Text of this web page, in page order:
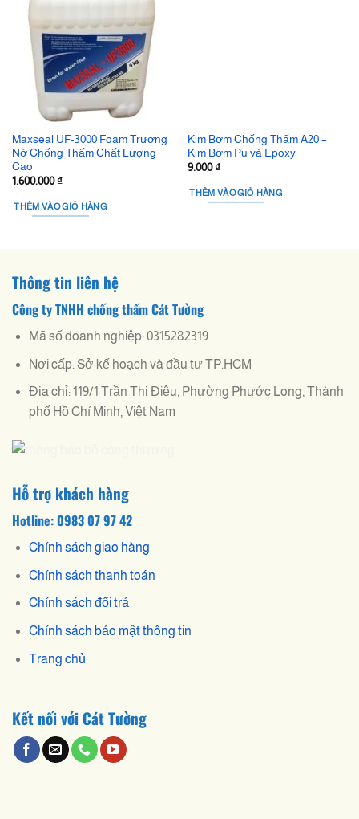
Maxseal UF-3000 Foam Trương
Nở Chống Thấm Chất Lượng
Cao
1.600.000₫
THÊM VÀO GIỎ HÀNG
Kim Bơm Chống Thấm A20 –
Kim Bơm Pu và Epoxy
9.000₫
THÊM VÀO GIỎ HÀNG
Thông tin liên hệ
Công ty TNHH chống thấm Cát Tường
Mã số doanh nghiệp: 0315282319
Nơi cấp: Sở kế hoạch và đầu tư TP.HCM
Địa chỉ: 119/1 Trần Thị Điệu, Phường Phước Long, Thành
phố Hồ Chí Minh, Việt Nam
Hỗ trợ khách hàng
Hotline: 0983 07 97 42
Chính sách giao hàng
Chính sách thanh toán
Chính sách đổi trả
Chính sách bảo mật thông tin
Trang chủ
Kết nối với Cát Tường